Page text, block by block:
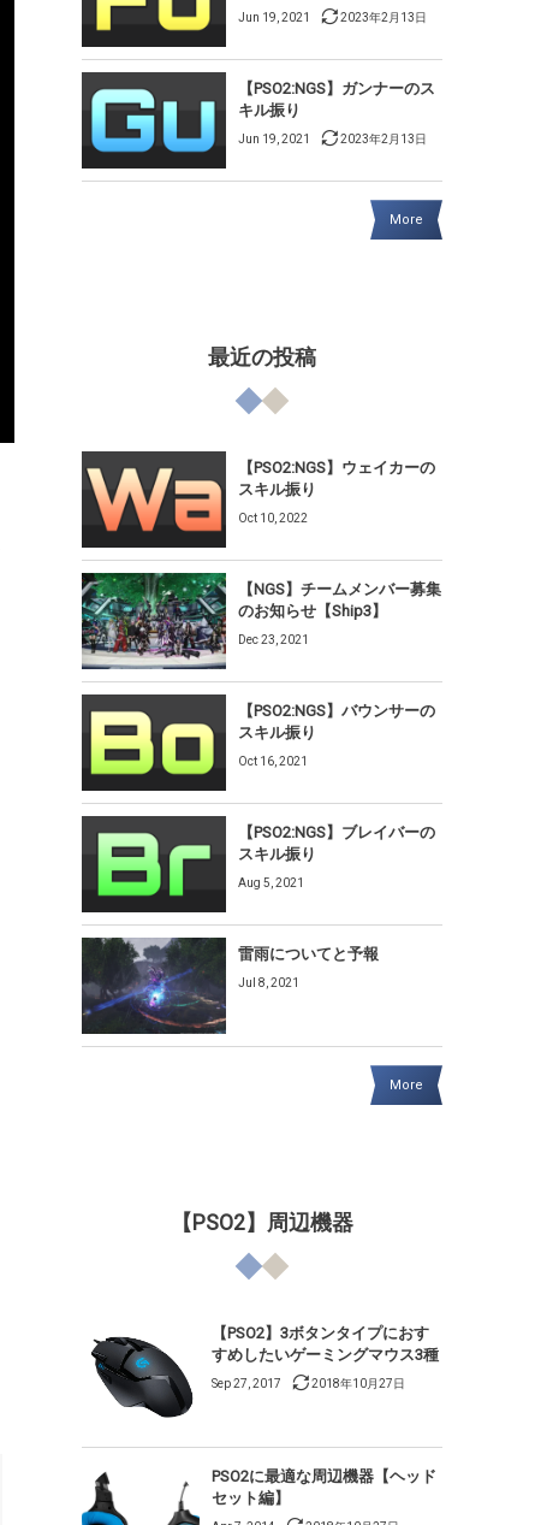
Jun 19, 2021 2023年2月13日
【PSO2:NGS】ガンナーのス
キル振り
Jun 19, 2021 2023年2月13日
More
最近の投稿
【PSO2:NGS】ウェイカーの
スキル振り
Oct 10, 2022
【NGS】チームメンバー募集
のお知らせ【Ship3】
Dec 23, 2021
【PSO2:NGS】バウンサーの
スキル振り
Oct 16, 2021
【PSO2:NGS】ブレイバーの
スキル振り
Aug 5, 2021
雷雨についてと予報
Jul 8, 2021
More
【PSO2】周辺機器
【PSO2】3ボタンタイプにおす
すめしたいゲーミングマウス3種
Sep 27, 2017 2018年10月27日
PSO2に最適な周辺機器【ヘッド
セット編】